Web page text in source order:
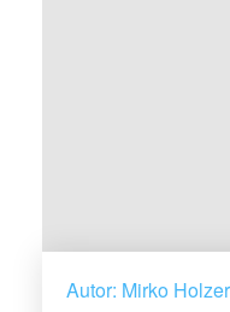
Autor: Mirko Holzer